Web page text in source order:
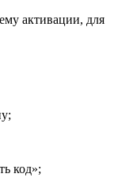
активации, для
код»;